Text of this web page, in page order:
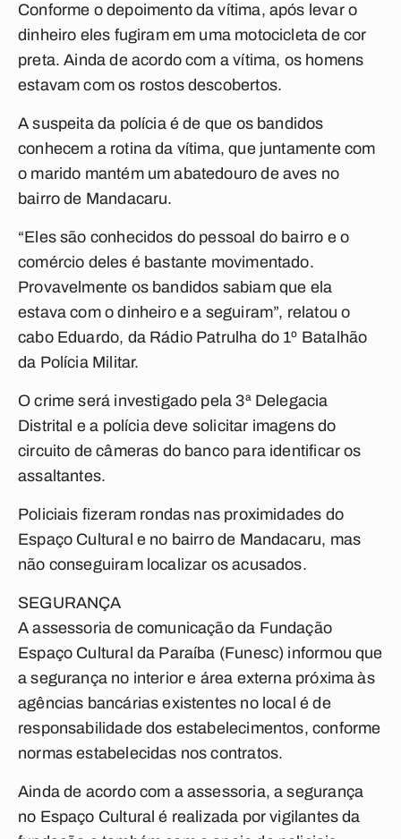
Conforme o depoimento da vítima, após levar o
dinheiro eles fugiram em uma motocicleta de cor
preta. Ainda de acordo com a vítima, os homens
estavam com os rostos descobertos.
A suspeita da polícia é de que os bandidos
conhecem a rotina da vítima, que juntamente com
o marido mantém um abatedouro de aves no
bairro de Mandacaru.
“Eles são conhecidos do pessoal do bairro e o
comércio deles é bastante movimentado.
Provavelmente os bandidos sabiam que ela
estava com o dinheiro e a seguiram”, relatou o
cabo Eduardo, da Rádio Patrulha do 1º Batalhão
da Polícia Militar.
O crime será investigado pela 3ª Delegacia
Distrital e a polícia deve solicitar imagens do
circuito de câmeras do banco para identificar os
assaltantes.
Policiais fizeram rondas nas proximidades do
Espaço Cultural e no bairro de Mandacaru, mas
não conseguiram localizar os acusados.
SEGURANÇA
A assessoria de comunicação da Fundação
Espaço Cultural da Paraíba (Funesc) informou que
a segurança no interior e área externa próxima às
agências bancárias existentes no local é de
responsabilidade dos estabelecimentos, conforme
normas estabelecidas nos contratos.
Ainda de acordo com a assessoria, a segurança
no Espaço Cultural é realizada por vigilantes da